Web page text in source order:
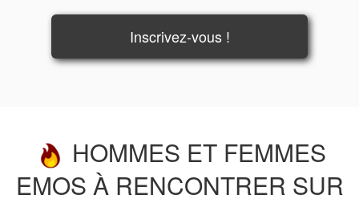
Inscrivez-vous !
HOMMES ET FEMMES
EMOS À RENCONTRER SUR